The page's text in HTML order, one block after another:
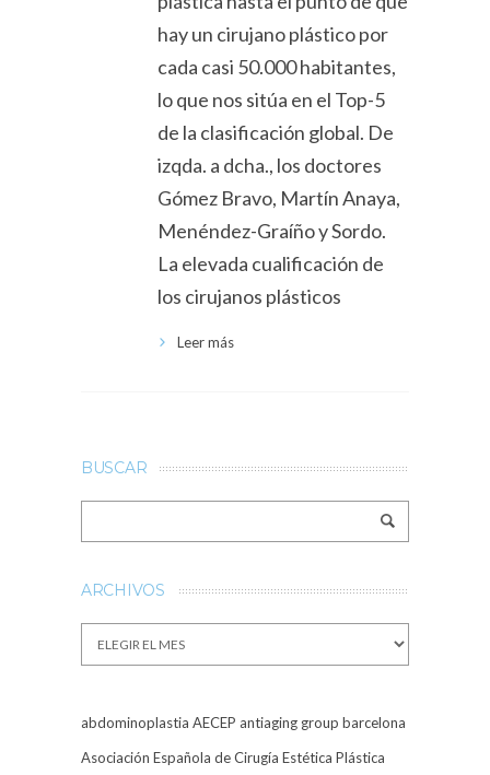
hay un cirujano plástico por
cada casi 50.000 habitantes,
lo que nos sitúa en el Top-5
de la clasificación global. De
izqda. a dcha., los doctores
Gómez Bravo, Martín Anaya,
Menéndez-Graíño y Sordo.
La elevada cualificación de
los cirujanos plásticos
Leer más
BUSCAR
ARCHIVOS
Archivos
abdominoplastia AECEP antiaging group barcelona
Asociación Española de Cirugía Estética Plástica